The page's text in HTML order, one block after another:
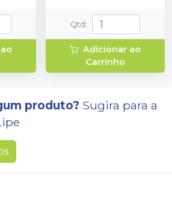
Qtd :
Adicionar ao
Carrinho
produto? Sugira para a